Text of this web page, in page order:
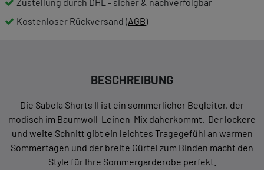
Kostenloser Rückversand (AGB)
BESCHREIBUNG
Die Sabela Shorts II ist ein sommerlicher Begleiter, der
modisch im Baumwoll-Leinen-Mix daherkommt. Der lockere
und weite Schnitt gibt ein leichtes Tragegefühl an warmen
Sommertagen und der breite Gürtel zum Binden macht den
Style für Ihre Sommergarderobe perfekt.